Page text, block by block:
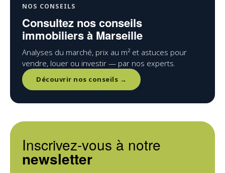
NOS CONSEILS
Consultez nos conseils
immobiliers à Marseille
Analyses du marché, prix au m² et astuces pour
vendre, louer ou investir — par nos experts.
Découvrir nos conseils →
Inscrivez-vous à notre
newsletter